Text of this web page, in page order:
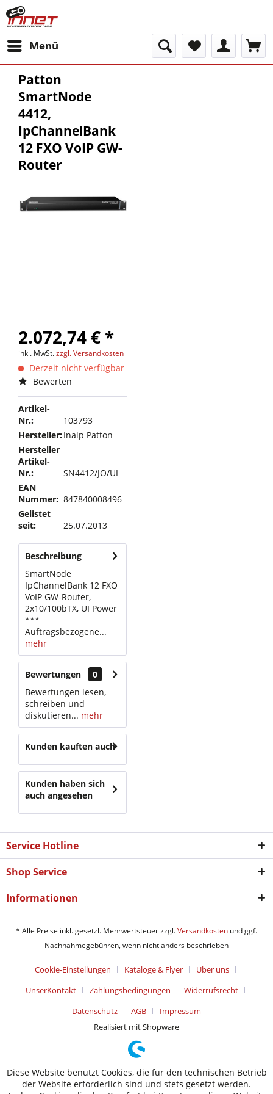
Menü
Patton
SmartNode
4412,
IpChannelBank
12 FXO VoIP GW-
Router
2.072,74 € *
inkl. MwSt.zzgl. Versandkosten
Derzeit nicht verfügbar
Bewerten
Artikel-
Nr.:
103793
Hersteller:Inalp Patton
Hersteller
Artikel-
Nr.:
SN4412/JO/UI
EAN
Nummer: 847840008496
Gelistet
seit:
25.07.2013
Beschreibung
SmartNode
IpChannelBank 12 FXO
VoIP GW-Router,
2x10/100bTX, UI Power
***
Auftragsbezogene...
mehr
Bewertungen
0
Bewertungen lesen,
schreiben und
diskutieren... mehr
Kunden kauften auch
Kunden haben sich
auch angesehen
Service Hotline
Shop Service
Informationen
* Alle Preise inkl. gesetzl. Mehrwertsteuer zzgl.Versandkosten und ggf.
Nachnahmegebühren, wenn nicht anders beschrieben
Cookie-Einstellungen Kataloge & Flyer
Über uns
UnserKontakt
Zahlungsbedingungen
Widerrufsrecht
Datenschutz
AGB
Impressum
Realisiert mit Shopware
Diese Website benutzt Cookies, die für den technischen Betrieb
der Website erforderlich sind und stets gesetzt werden.